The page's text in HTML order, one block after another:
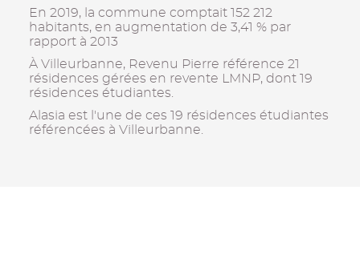
En 2019, la commune comptait 152 212
habitants, en augmentation de 3,41 % par
rapport à 2013
À Villeurbanne, Revenu Pierre référence 21
résidences gérées en revente LMNP, dont 19
résidences étudiantes.
Alasia est l'une de ces 19 résidences étudiantes
référencées à Villeurbanne.